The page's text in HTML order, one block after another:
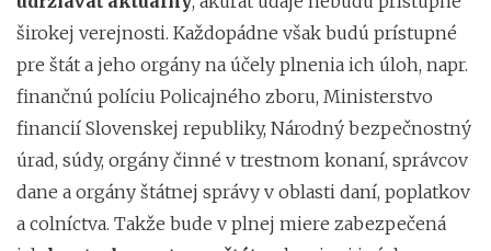
širokej verejnosti. Každopádne však budú prístupné
pre štát a jeho orgány na účely plnenia ich úloh, napr.
finančnú políciu Policajného zboru, Ministerstvo
financií Slovenskej republiky, Národný bezpečnostný
úrad, súdy, orgány činné v trestnom konaní, správcov
dane a orgány štátnej správy v oblasti daní, poplatkov
a colníctva. Takže bude v plnej miere zabezpečená